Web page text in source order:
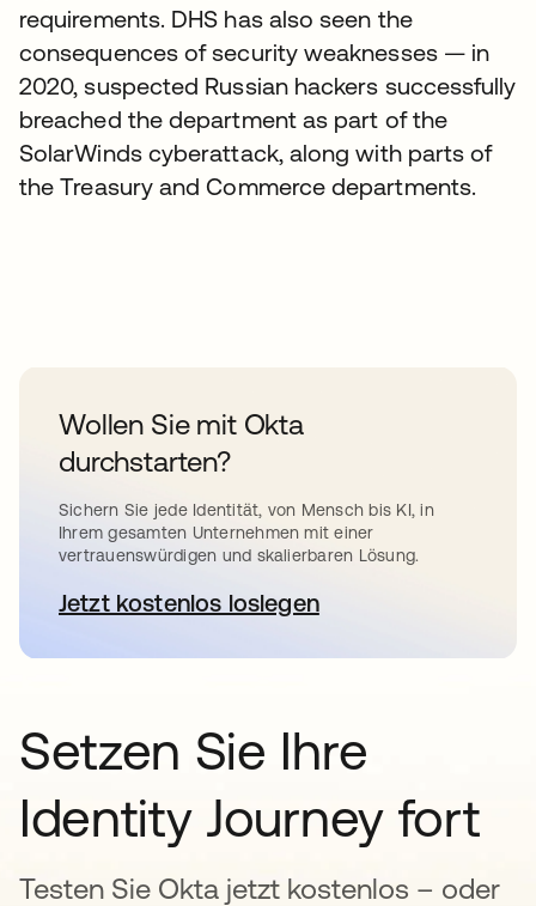
requirements. DHS has also seen the
consequences of security weaknesses — in
2020, suspected Russian hackers successfully
breached the department as part of the
SolarWinds cyberattack, along with parts of
the Treasury and Commerce departments.
Wollen Sie mit Okta
durchstarten?
Sichern Sie jede Identität, von Mensch bis KI, in
Ihrem gesamten Unternehmen mit einer
vertrauenswürdigen und skalierbaren Lösung.
Jetzt kostenlos loslegen
wird in einer neuen
Setzen Sie Ihre
Identity Journey fort
Testen Sie Okta jetzt kostenlos – oder